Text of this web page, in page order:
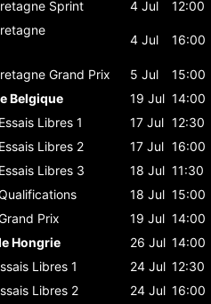
Sprint 4 Jul
12:00
4 Jul 16:00
Grand Prix 5 Jul
15:00
Belgique
19 Jul 14:00
Essais Libres 1 17 Jul 12:30
Essais Libres 2 17 Jul 16:00
Essais Libres 3 18 Jul 11:30
18 Jul 15:00
Prix 19 Jul 14:00
Hongrie
26 Jul 14:00
Libres 1 24 Jul 12:30
Libres 2 24 Jul 16:00